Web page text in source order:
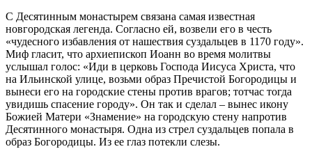
С Десятинным монастырем связана самая известная
новгородская легенда. Согласно ей, возвели его в честь
«чудесного избавления от нашествия суздальцев в 1170 году».
Миф гласит, что архиепископ Иоанн во время молитвы
услышал голос: «Иди в церковь Господа Иисуса Христа, что
на Ильинской улице, возьми образ Пречистой Богородицы и
вынеси его на городские стены против врагов; тотчас тогда
увидишь спасение городу». Он так и сделал – вынес икону
Божией Матери «Знамение» на городскую стену напротив
Десятинного монастыря. Одна из стрел суздальцев попала в
образ Богородицы. Из ее глаз потекли слезы.